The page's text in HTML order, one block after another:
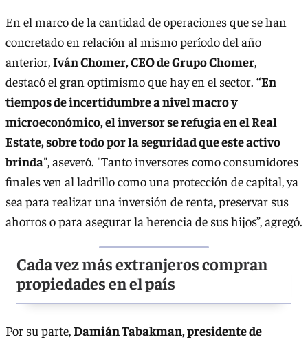
En el marco de la cantidad de operaciones que se han
concretado en relación al mismo período del año
anterior,Iván Chomer, CEO de Grupo Chomer,
destacó el gran optimismo que hay en el sector. “En
tiempos de incertidumbre a nivel macro y
microeconómico, el inversor se refugia en el Real
Estate, sobre todo por la seguridad que este activo
brinda", aseveró. "Tanto inversores como consumidores
finales ven al ladrillo como una protección de capital, ya
sea para realizar una inversión de renta, preservar sus
ahorros o para asegurar la herencia de sus hijos”, agregó.
Cada vez más extranjeros compran
propiedades en el país
Por su parte,Damián Tabakman, presidente de